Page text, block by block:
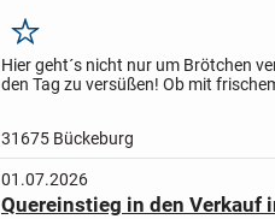
Merken
Hier geht´s nicht nur um Brötchen
den Tag zu versüßen! Ob mit
31675 Bückeburg
01.07.2026
Quereinstieg in den Verkauf